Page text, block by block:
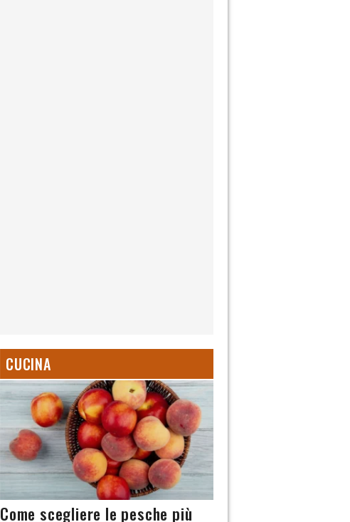
CUCINA
Come scegliere le pesche più